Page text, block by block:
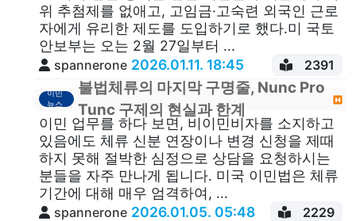
위 추첨제를 없애고, 고임금·고숙련 외국인 근로
자에게 유리한 제도를 도입하기로 했다.미 국토
안보부는 오는 2월 27일부터 ...
spannerone 2026.01.11. 18:45 2391
이민
뉴스
불법체류의 마지막 구명줄, Nunc Pro
Tunc 구제의 현실과 한계
이민 업무를 하다 보면, 비이민비자를 소지하고
있음에도 체류 신분 연장이나 변경 신청을 제때
하지 못해 절박한 심정으로 상담을 요청하시는
분들을 자주 만나게 됩니다. 미국 이민법은 체류
기간에 대해 매우 엄격하여, ...
spannerone 2026.01.05. 05:48 2229